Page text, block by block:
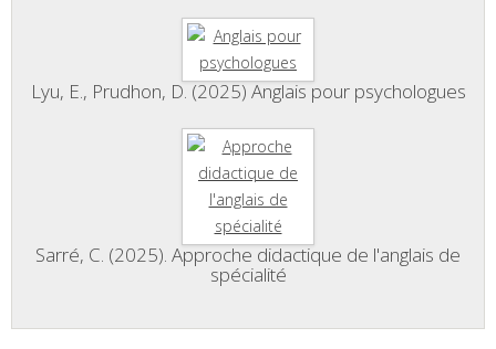
Lyu, E., Prudhon, D. (2025) Anglais pour psychologues
Sarré, C. (2025). Approche didactique de l'anglais de
spécialité